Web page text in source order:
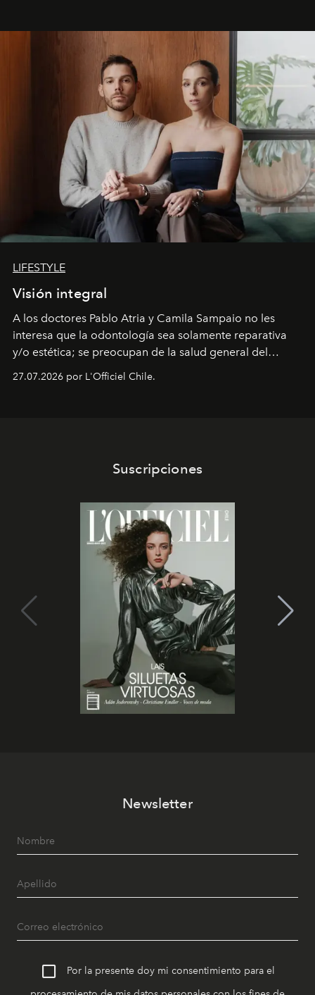
LIFESTYLE
Visión integral
A los doctores Pablo Atria y Camila Sampaio no les
interesa que la odontología sea solamente reparativa
y/o estética; se preocupan de la salud general del
paciente y entienden la prevención como una arista
intransable.
27.07.2026 por L'Officiel Chile.
Suscripciones
Newsletter
Por la presente doy mi consentimiento para el